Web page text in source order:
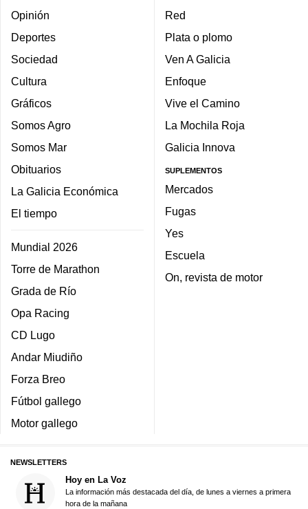
Opinión
Deportes
Sociedad
Cultura
Gráficos
Somos Agro
Somos Mar
Obituarios
La Galicia Económica
El tiempo
Mundial 2026
Torre de Marathon
Grada de Río
Opa Racing
CD Lugo
Andar Miudiño
Forza Breo
Fútbol gallego
Motor gallego
Red
Plata o plomo
Ven A Galicia
Enfoque
Vive el Camino
La Mochila Roja
Galicia Innova
SUPLEMENTOS
Mercados
Fugas
Yes
Escuela
On, revista de motor
NEWSLETTERS
Hoy en La Voz
La información más destacada del día, de lunes a viernes a primera
hora de la mañana